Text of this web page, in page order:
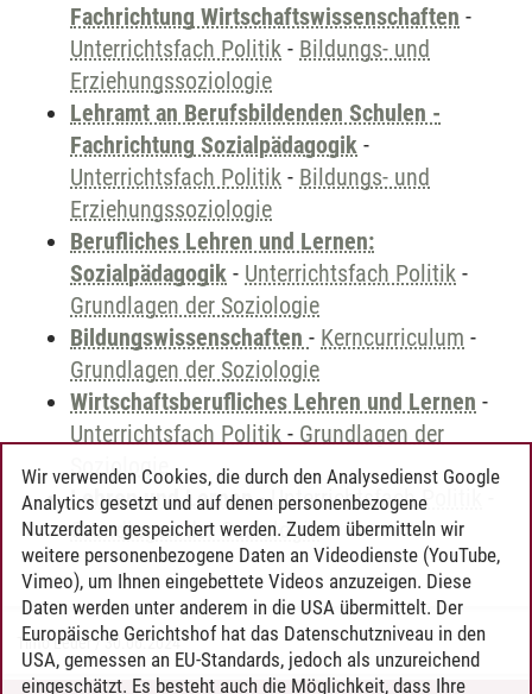
Fachrichtung Wirtschaftswissenschaften -
Unterrichtsfach Politik - Bildungs- und
Erziehungssoziologie
Lehramt an Berufsbildenden Schulen -
Fachrichtung Sozialpädagogik -
Unterrichtsfach Politik - Bildungs- und
Erziehungssoziologie
Berufliches Lehren und Lernen:
Sozialpädagogik - Unterrichtsfach Politik -
Grundlagen der Soziologie
Bildungswissenschaften - Kerncurriculum -
Grundlagen der Soziologie
Wirtschaftsberufliches Lehren und Lernen -
Unterrichtsfach Politik - Grundlagen der
Soziologie
Lehren und Lernen-Unterrichtsfach Politik
Grundlagen der Soziologie
Timo Leder/30.06.2024
Wir verwenden Cookies, die durch den Analysedienst Google
Analytics gesetzt und auf denen personenbezogene
Nutzerdaten gespeichert werden. Zudem übermitteln wir
weitere personenbezogene Daten an Videodienste (YouTube,
Vimeo), um Ihnen eingebettete Videos anzuzeigen. Diese
Daten werden unter anderem in die USA übermittelt. Der
Europäische Gerichtshof hat das Datenschutzniveau in den
USA, gemessen an EU-Standards, jedoch als unzureichend
eingeschätzt. Es besteht auch die Möglichkeit, dass Ihre